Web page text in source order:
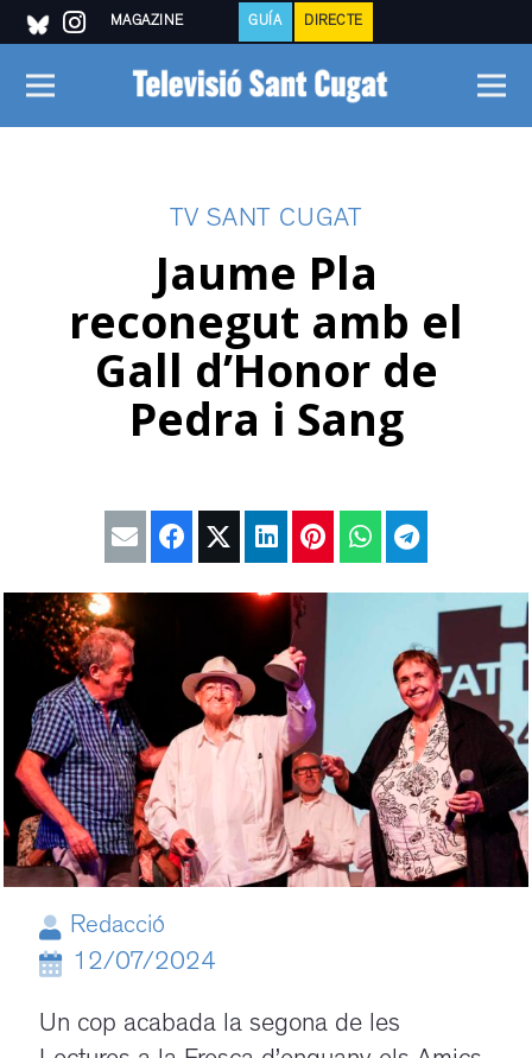
MAGAZINE GUÍA DIRECTE
TV SANT CUGAT
Jaume Pla
reconegut amb el
Gall d’Honor de
Pedra i Sang
Redacció
12/07/2024
Un cop acabada la segona de les